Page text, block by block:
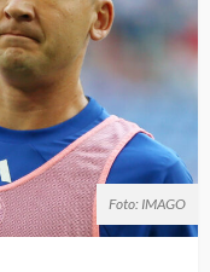
Foto: IMAGO